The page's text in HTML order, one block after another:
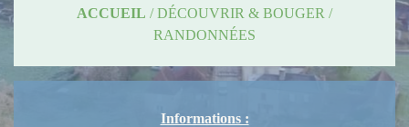
ACCUEIL /DÉCOUVRIR & BOUGER /
RANDONNÉES
Informations :